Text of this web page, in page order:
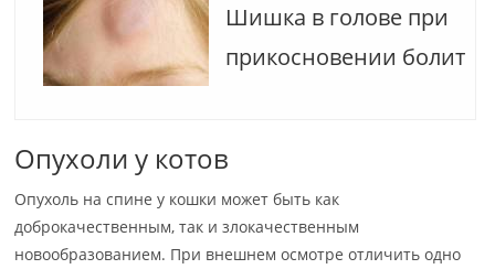
Шишка в голове при
прикосновении болит
Опухоли у котов
Опухоль на спине у кошки может быть как
доброкачественным, так и злокачественным
новообразованием. При внешнем осмотре отличить одно